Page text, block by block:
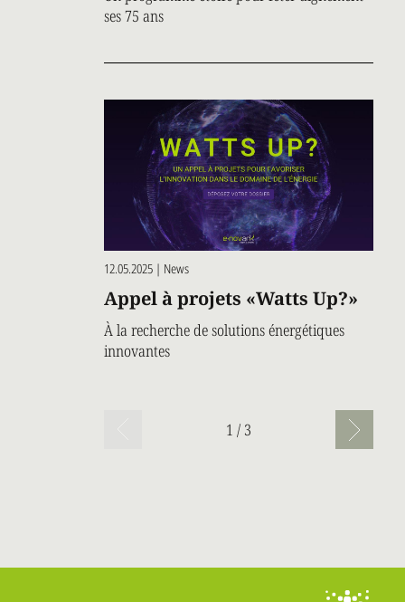
ses 75 ans
12.05.2025 | News
Appel à projets «Watts Up?»
À la recherche de solutions énergétiques
innovantes
1 / 3
Page